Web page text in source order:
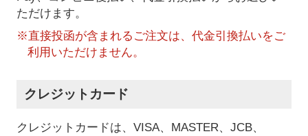
ただけます。
※直接投函が含まれるご注文は、代金引換払いをご
利用いただけません。
クレジットカード
クレジットカードは、VISA、MASTER、JCB、